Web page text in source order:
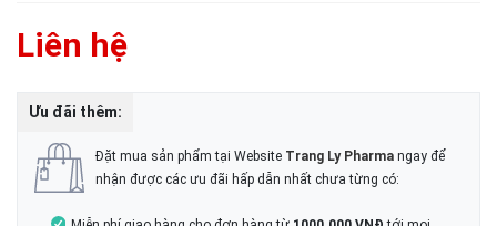
Liên hệ
Ưu đãi thêm:
Đặt mua sản phẩm tại Website Trang Ly Pharma ngay để
nhận được các ưu đãi hấp dẫn nhất chưa từng có: